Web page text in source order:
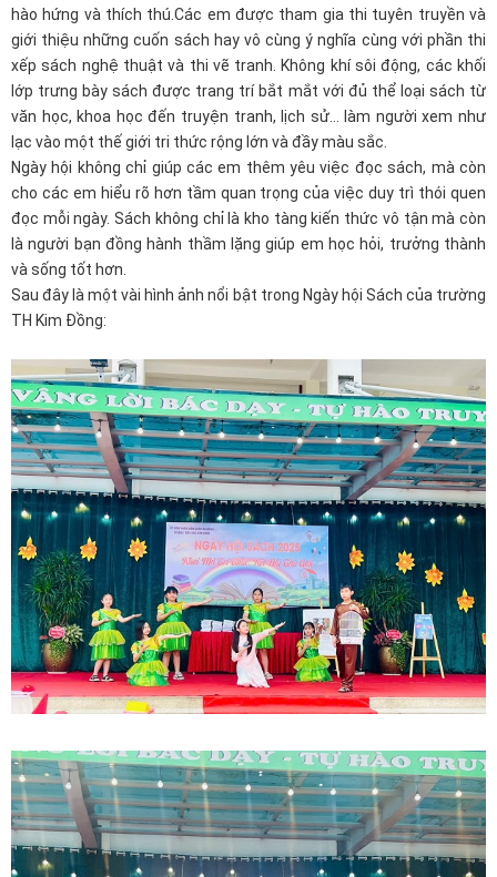
hào hứng và thích thú.Các em được tham gia thi tuyên truyền và
giới thiệu những cuốn sách hay vô cùng ý nghĩa cùng với phần thi
xếp sách nghệ thuật và thi vẽ tranh. Không khí sôi động, các khối
lớp trưng bày sách được trang trí bắt mắt với đủ thể loại sách từ
văn học, khoa học đến truyện tranh, lịch sử… làm người xem như
lạc vào một thế giới tri thức rộng lớn và đầy màu sắc.
Ngày hội không chỉ giúp các em thêm yêu việc đọc sách, mà còn
cho các em hiểu rõ hơn tầm quan trọng của việc duy trì thói quen
đọc mỗi ngày. Sách không chỉ là kho tàng kiến thức vô tận mà còn
là người bạn đồng hành thầm lặng giúp em học hỏi, trưởng thành
và sống tốt hơn.
Sau đây là một vài hình ảnh nổi bật trong Ngày hội Sách của trường
TH Kim Đồng: